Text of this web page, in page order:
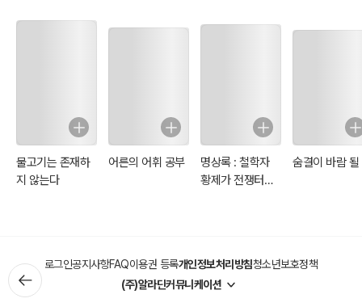
물고기는 존재하
지 않는다
어른의 어휘 공부
명상록 : 철학자
황제가 전쟁터에
숨결이 바람 될
로그인공지사항FAQ이용권 등록개인정보처리방침청소년보호정책
(주)알라딘커뮤니케이션